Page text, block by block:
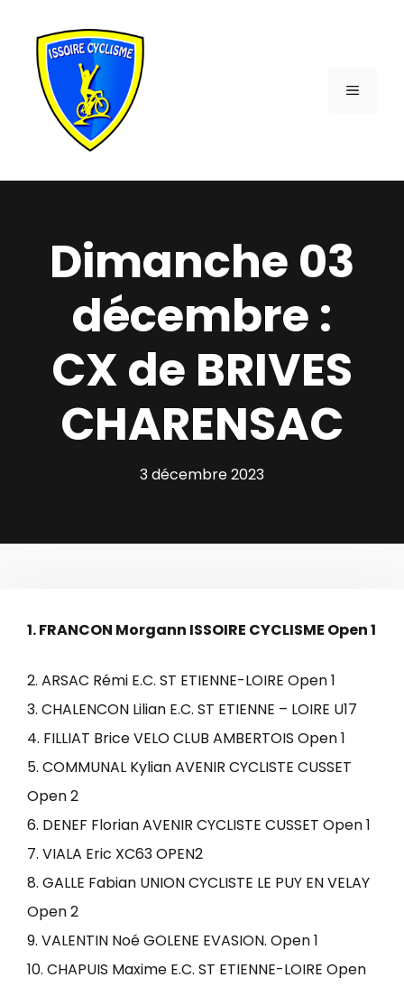
contenu
MENU
Dimanche 03
décembre :
CX de BRIVES
CHARENSAC
3 décembre 2023
1. FRANCON Morgann ISSOIRE CYCLISME Open 1
2. ARSAC Rémi E.C. ST ETIENNE-LOIRE Open 1
3. CHALENCON Lilian E.C. ST ETIENNE – LOIRE U17
4. FILLIAT Brice VELO CLUB AMBERTOIS Open 1
5. COMMUNAL Kylian AVENIR CYCLISTE CUSSET
Open 2
6. DENEF Florian AVENIR CYCLISTE CUSSET Open 1
7. VIALA Eric XC63 OPEN2
8. GALLE Fabian UNION CYCLISTE LE PUY EN VELAY
Open 2
9. VALENTIN Noé GOLENE EVASION. Open 1
10. CHAPUIS Maxime E.C. ST ETIENNE-LOIRE Open